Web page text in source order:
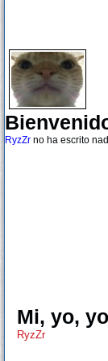
RyzZr no ha escrito
Mi, yo,
RyzZr